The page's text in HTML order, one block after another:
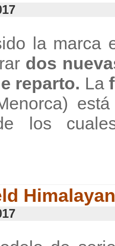
la marca
dos
reparto. La
los